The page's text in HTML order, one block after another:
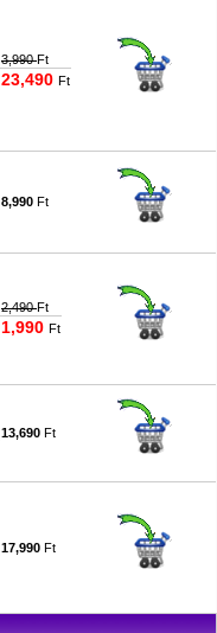
3,990Ft
23,490 Ft
8,990 Ft
2,490Ft
1,990 Ft
13,690 Ft
17,990 Ft